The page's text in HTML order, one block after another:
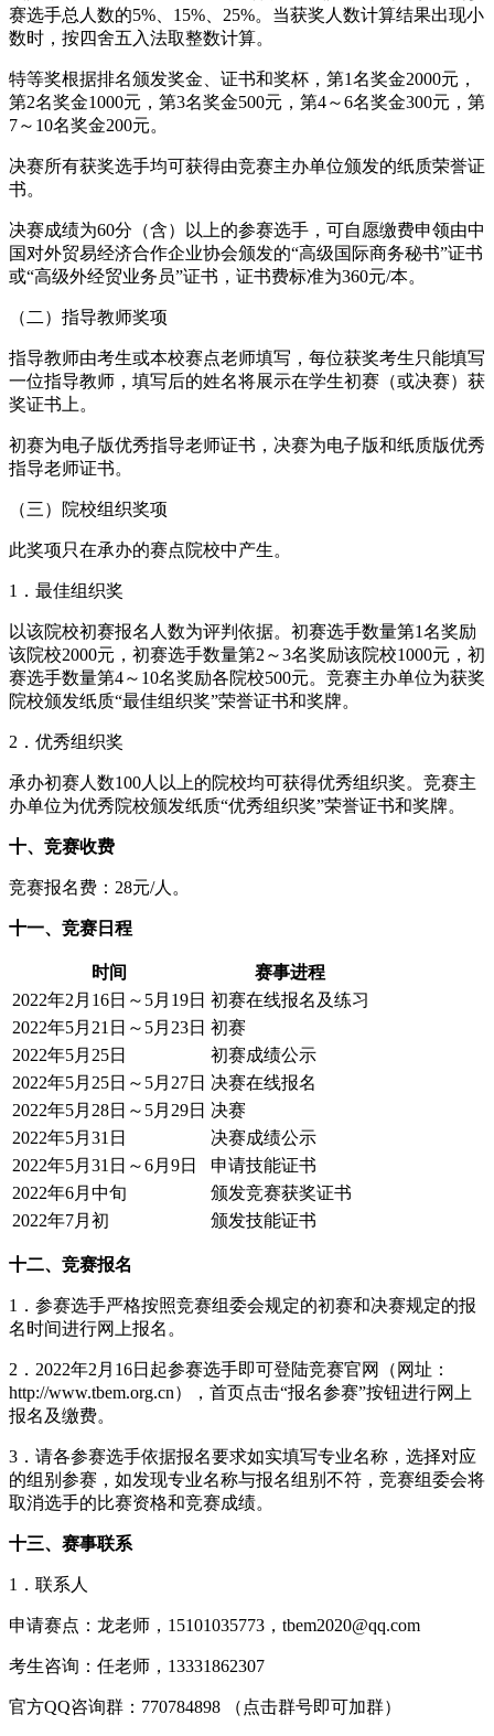
赛选手总人数的5%、15%、25%。当获奖人数计算结果出现小
数时，按四舍五入法取整数计算。
特等奖根据排名颁发奖金、证书和奖杯，第1名奖金2000元，
第2名奖金1000元，第3名奖金500元，第4～6名奖金300元，第
7～10名奖金200元。
决赛所有获奖选手均可获得由竞赛主办单位颁发的纸质荣誉证
书。
决赛成绩为60分（含）以上的参赛选手，可自愿缴费申领由中
国对外贸易经济合作企业协会颁发的“高级国际商务秘书”证书
或“高级外经贸业务员”证书，证书费标准为360元/本。
（二）指导教师奖项
指导教师由考生或本校赛点老师填写，每位获奖考生只能填写
一位指导教师，填写后的姓名将展示在学生初赛（或决赛）获
奖证书上。
初赛为电子版优秀指导老师证书，决赛为电子版和纸质版优秀
指导老师证书。
（三）院校组织奖项
此奖项只在承办的赛点院校中产生。
1．最佳组织奖
以该院校初赛报名人数为评判依据。初赛选手数量第1名奖励
该院校2000元，初赛选手数量第2～3名奖励该院校1000元，初
赛选手数量第4～10名奖励各院校500元。竞赛主办单位为获奖
院校颁发纸质“最佳组织奖”荣誉证书和奖牌。
2．优秀组织奖
承办初赛人数100人以上的院校均可获得优秀组织奖。竞赛主
办单位为优秀院校颁发纸质“优秀组织奖”荣誉证书和奖牌。
十、竞赛收费
竞赛报名费：28元/人。
十一、竞赛日程
时间
赛事进程
2022年2月16日～5月19日 初赛在线报名及练习
2022年5月21日～5月23日 初赛
2022年5月25日
初赛成绩公示
2022年5月25日～5月27日 决赛在线报名
2022年5月28日～5月29日 决赛
2022年5月31日
决赛成绩公示
2022年5月31日～6月9日
申请技能证书
2022年6月中旬
颁发竞赛获奖证书
2022年7月初
颁发技能证书
十二、竞赛报名
1．参赛选手严格按照竞赛组委会规定的初赛和决赛规定的报
名时间进行网上报名。
2．2022年2月16日起参赛选手即可登陆竞赛官网（网址：
http://www.tbem.org.cn），首页点击“报名参赛”按钮进行网上
报名及缴费。
3．请各参赛选手依据报名要求如实填写专业名称，选择对应
的组别参赛，如发现专业名称与报名组别不符，竞赛组委会将
取消选手的比赛资格和竞赛成绩。
十三、赛事联系
1．联系人
申请赛点：龙老师，15101035773，tbem2020@qq.com
考生咨询：任老师，13331862307
官方QQ咨询群：770784898 （点击群号即可加群）